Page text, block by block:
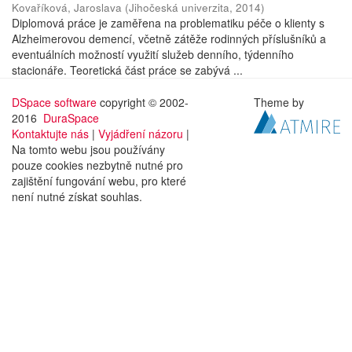
Kovaříková, Jaroslava (Jihočeská univerzita, 2014)
Diplomová práce je zaměřena na problematiku péče o klienty s
Alzheimerovou demencí, včetně zátěže rodinných příslušníků a
eventuálních možností využití služeb denního, týdenního
stacionáře. Teoretická část práce se zabývá ...
DSpace software copyright © 2002-
2016 DuraSpace
Kontaktujte nás | Vyjádření názoru |
Na tomto webu jsou používány
pouze cookies nezbytně nutné pro
zajištění fungování webu, pro které
není nutné získat souhlas.
Theme by